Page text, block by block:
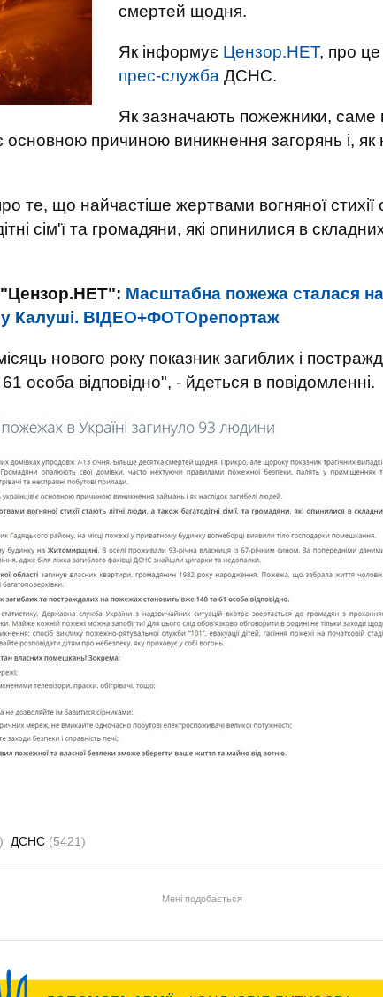
смертей щодня.
Як інформує Цензор.НЕТ, про це
прес-служба ДСНС.
Як зазначають пожежники, саме
основною причиною виникнення загорянь і, як
те, що найчастіше жертвами вогняної стихії
сім'ї та громадяни, які опинилися в
"Цензор.НЕТ": Масштабна пожежа сталася на
Калуші. ВІДЕО+ФОТОрепортаж
нового року показник загиблих і
особа відповідно", - йдеться в повідомленні.
ДСНС (5421)
Мені подобається